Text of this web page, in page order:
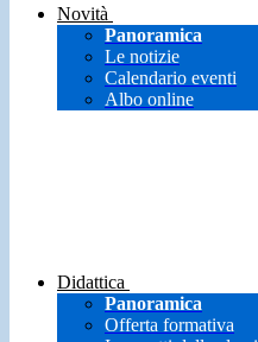
Novità
Panoramica
Le notizie
Calendario eventi
Albo online
Didattica
Panoramica
Offerta formativa